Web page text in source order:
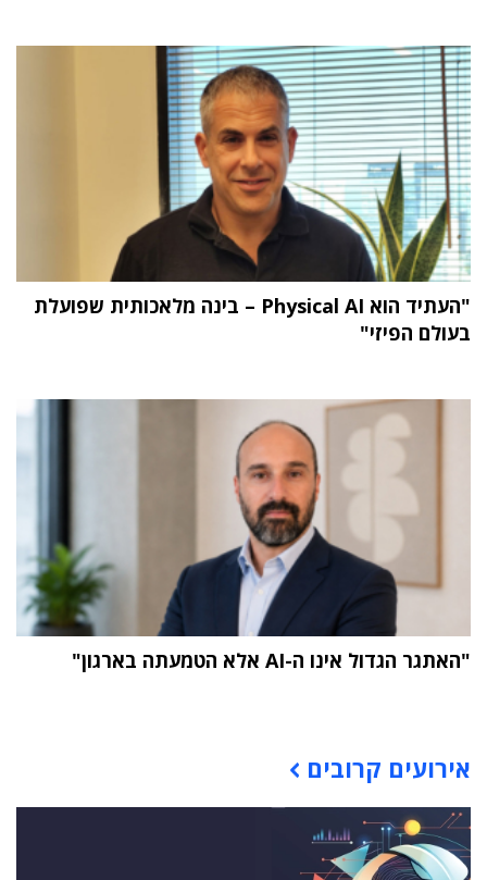
"העתיד הוא Physical AI – בינה מלאכותית שפועלת
בעולם הפיזי"
"האתגר הגדול אינו ה-AI אלא הטמעתה בארגון"
אירועים קרובים